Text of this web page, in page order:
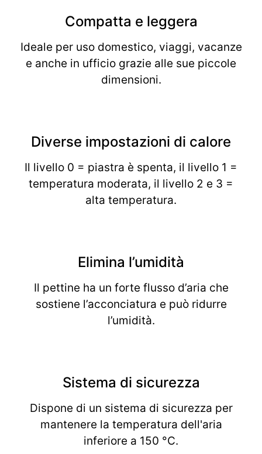
Compatta e leggera
Ideale per uso domestico, viaggi, vacanze
e anche in ufficio grazie alle sue piccole
dimensioni.
Diverse impostazioni di calore
Il livello 0 = piastra è spenta, il livello 1 =
temperatura moderata, il livello 2 e 3 =
alta temperatura.
Elimina l’umidità
Il pettine ha un forte flusso d’aria che
sostiene l’acconciatura e può ridurre
l’umidità.
Sistema di sicurezza
Dispone di un sistema di sicurezza per
mantenere la temperatura dell'aria
inferiore a 150 °C.